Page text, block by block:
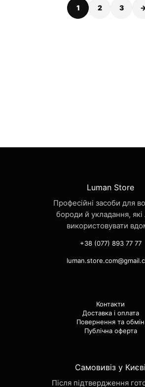
1 2 3
Luman Store
Професійні засоби для
бороди й укладання, які
використовувати
+38 (077) 893 77 77
Контакти
Доставка і оплата
Повернення та обмін
Публічна оферта
Самовивіз у Києві
Після підтвердження